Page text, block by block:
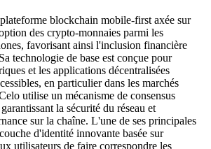
blockchain mobile-first axée sur
des crypto-monnaies parmi les
favorisant ainsi l'inclusion financière
technologie de base est conçue pour
et les applications décentralisées
en particulier dans les marchés
utilise un mécanisme de consensus
la sécurité du réseau et
sur la chaîne. L'une de ses principales
d'identité innovante basée sur
utilisateurs de faire correspondre les